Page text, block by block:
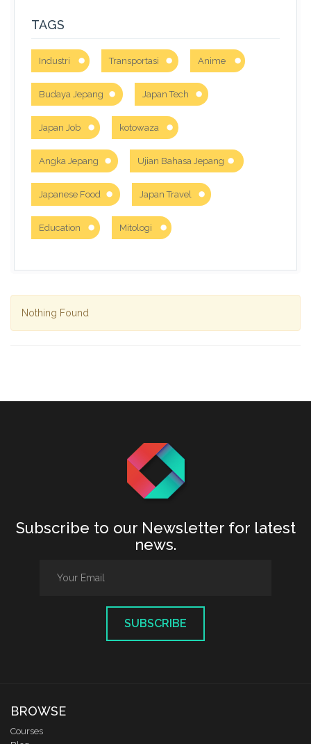
TAGS
Industri Transportasi Anime
Budaya Jepang Japan Tech
Japan Job kotowaza
Angka Jepang Ujian Bahasa Jepang
Japanese Food Japan Travel
Education Mitologi
Nothing Found
Subscribe to our Newsletter for latest
news.
SUBSCRIBE
BROWSE
Courses